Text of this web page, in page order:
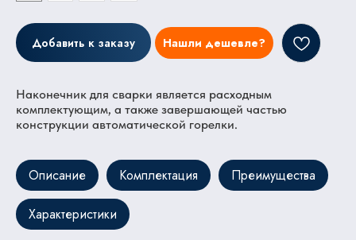
Добавить к заказу Нашли дешевле?
Наконечник для сварки является расходным
комплектующим, а также завершающей частью
конструкции автоматической горелки.
Описание Комплектация Преимущества
Характеристики